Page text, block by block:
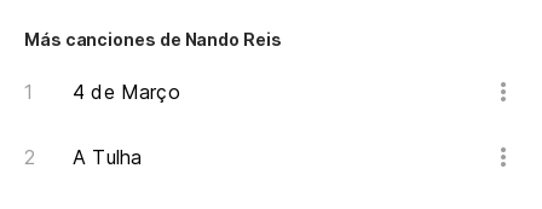
Más canciones de Nando Reis
4 de Março
A Tulha